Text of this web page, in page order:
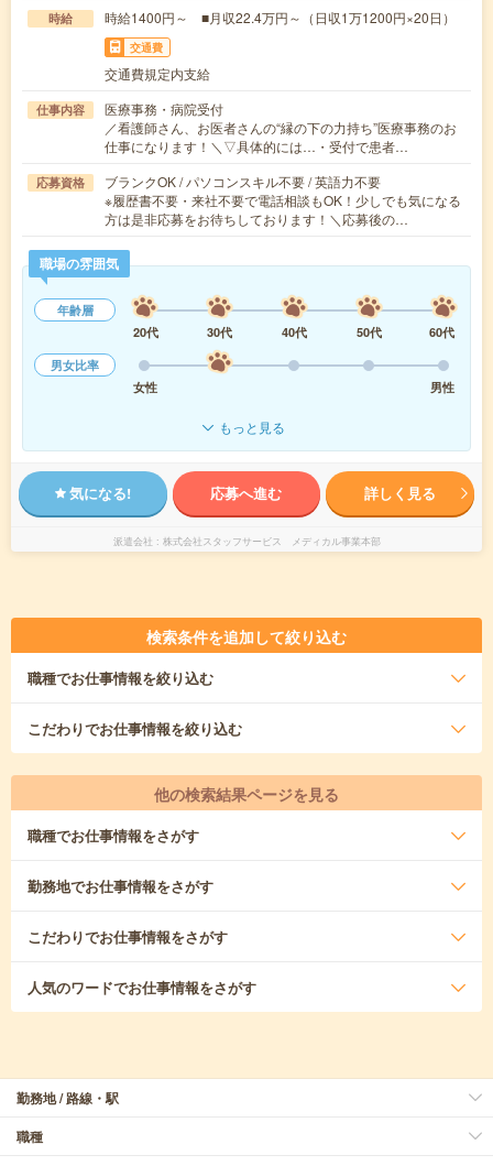
時給 時給1400円～ ■月収22.4万円～（日収1万1200円×20日）
交通費
交通費規定内支給
仕事内容
医療事務・病院受付
／看護師さん、お医者さんの“縁の下の力持ち”医療事務のお
仕事になります！＼▽具体的には…・受付で患者…
応募資格
ブランクOK / パソコンスキル不要 / 英語力不要
※履歴書不要・来社不要で電話相談もOK！少しでも気になる
方は是非応募をお待ちしております！＼応募後の…
職場の雰囲気
年齢層
20代
30代 40代 50代
60代
男女比率
女性
男性
もっと見る
気になる! 応募へ進む 詳しく見る
派遣会社 株式会社スタッフサービス メディカル事業本部
検索条件を追加して絞り込む
職種でお仕事情報を絞り込む
こだわりでお仕事情報を絞り込む
他の検索結果ページを見る
職種でお仕事情報をさがす
勤務地でお仕事情報をさがす
こだわりでお仕事情報をさがす
人気のワードでお仕事情報をさがす
勤務地 / 路線・駅
職種